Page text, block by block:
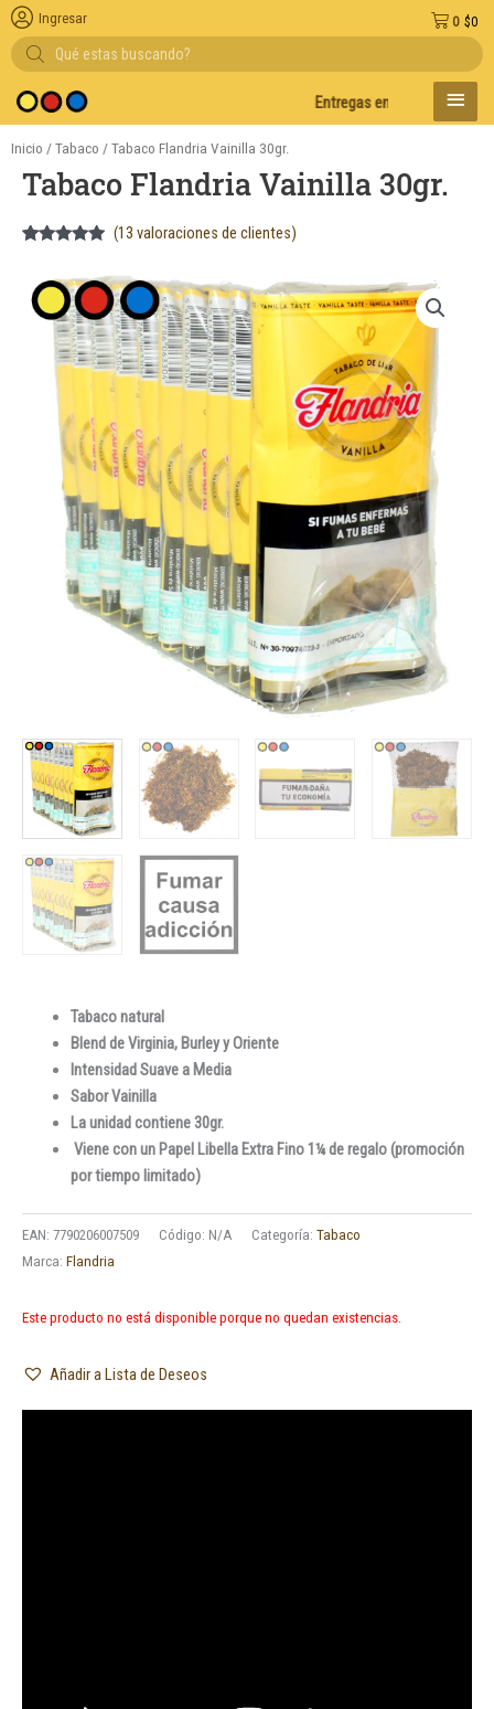
Búsqueda
de
productos
Entregas en el día en AMBA
$0
0
Ingresar
MENÚ
Inicio / Tabaco / Tabaco Flandria Vainilla 30gr.
Tabaco Flandria Vainilla 30gr.
sobre
5 basado
en
puntuaciones
de clientes
(13 valoraciones de clientes)
Tabaco natural
Blend de Virginia, Burley y Oriente
Intensidad Suave a Media
Sabor Vainilla
La unidad contiene 30gr.
Viene con un Papel Libella Extra Fino 1¼ de regalo (promoción
por tiempo limitado)
EAN: 7790206007509 Código: N/A Categoría: Tabaco
Marca: Flandria
Este producto no está disponible porque no quedan existencias.
Añadir a Lista de Deseos